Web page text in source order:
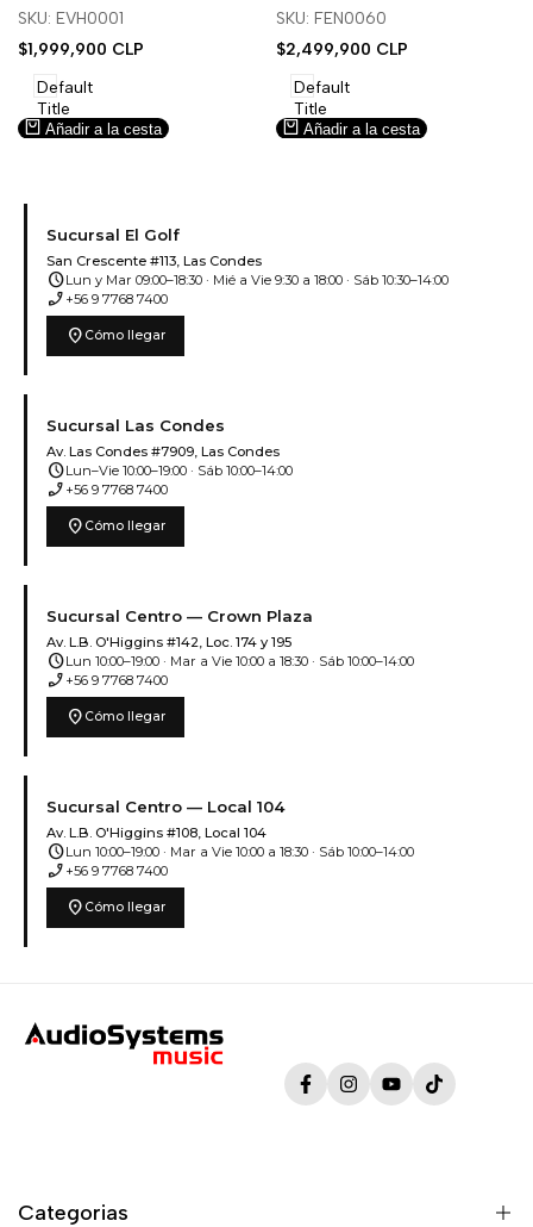
deseos.
SKU: EVH0001
Precio
venta
$1,999,900 CLP
Default
Title
Añadir a la cesta
deseos.
SKU: FEN0060
Precio
venta
$2,499,900 CLP
Default
Title
Añadir a la cesta
Sucursal El Golf
San Crescente #113, Las Condes
scheduleLun y Mar 09:00–18:30 · Mié a Vie 9:30 a 18:00 · Sáb 10:30–14:00
phone_enabled +56 9 7768 7400
location_on Cómo llegar
Sucursal Las Condes
Av. Las Condes #7909, Las Condes
scheduleLun–Vie 10:00–19:00 · Sáb 10:00–14:00
phone_enabled +56 9 7768 7400
location_on Cómo llegar
Sucursal Centro — Crown Plaza
Av. L.B. O'Higgins #142, Loc. 174 y 195
scheduleLun 10:00–19:00 · Mar a Vie 10:00 a 18:30 · Sáb 10:00–14:00
phone_enabled +56 9 7768 7400
location_on Cómo llegar
Sucursal Centro — Local 104
Av. L.B. O'Higgins #108, Local 104
scheduleLun 10:00–19:00 · Mar a Vie 10:00 a 18:30 · Sáb 10:00–14:00
phone_enabled +56 9 7768 7400
location_on Cómo llegar
FacebookInstagramYouTubeTikTok
Categorias